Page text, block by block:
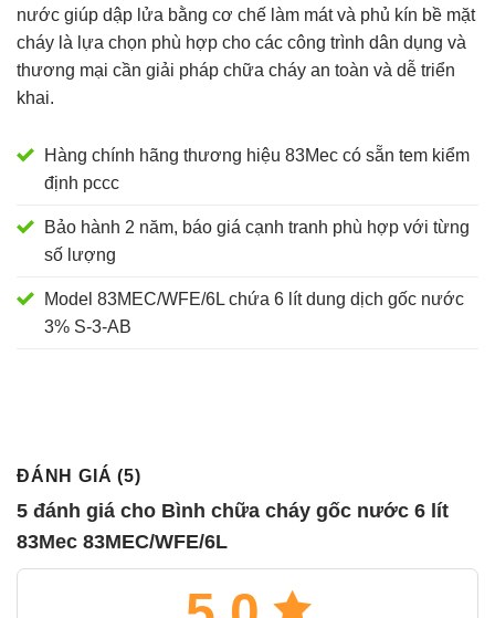
nước giúp dập lửa bằng cơ chế làm mát và phủ kín bề mặt
cháy là lựa chọn phù hợp cho các công trình dân dụng và
thương mại cần giải pháp chữa cháy an toàn và dễ triển
khai.
Hàng chính hãng thương hiệu 83Mec có sẵn tem kiểm
định pccc
Bảo hành 2 năm, báo giá cạnh tranh phù hợp với từng
số lượng
Model 83MEC/WFE/6L chứa 6 lít dung dịch gốc nước
3% S-3-AB
ĐÁNH GIÁ (5)
5 đánh giá cho Bình chữa cháy gốc nước 6 lít
83Mec 83MEC/WFE/6L